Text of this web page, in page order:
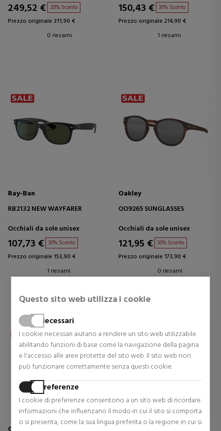
Questo sito web utilizza i cookie
Necessari
I cookie necessari aiutano a rendere un sito web utilizzabile
abilitando funzioni di base come la navigazione della pagina
e l'accesso alle aree protette del sito web. Il sito web non
può funzionare correttamente senza questi cookie.
Preferenze
I cookie di preferenze consentono a un sito web di ricordare
informazioni che influenzano il modo in cui il sito si comporta
o si presenta, come la sua lingua preferita o la regione in cui si
249,52 € 20% Sconto
Prezzo originale 311,90 €
0 riesami
150,43 € 30% Sconto
Prezzo originale 214,90 €
1 riesami
Ray-Ban
RB2132 NEW WAYFARER
Occhiali da sole unisex
107,73 € 30% Sconto
Prezzo originale 153,90 €
1 riesami
Oakley
OO9265 SUNGLASSES
Occhiali da sole unisex
121,95 € 30% Sconto
Prezzo originale 173,90 €
0 riesami